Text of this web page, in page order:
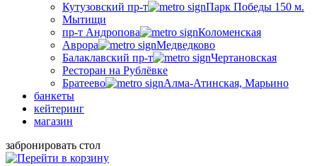
Кутузовский пр-т
Парк Победы 150 м.
Мытищи
пр-т Андропова
Коломенская
Аврора
Медведково
Балаклавский пр-т
Чертановская
Ресторан на Рублёвке
Братеево
Алма-Атинская, Марьино
банкеты
кейтеринг
магазин
забронировать стол